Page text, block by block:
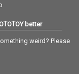
better
weird? Please